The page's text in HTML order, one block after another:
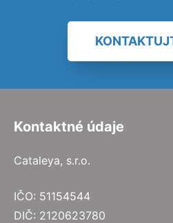
Kontaktné údaje
Cataleya, s.r.o.
IČO: 51154544
DIČ: 2120623780